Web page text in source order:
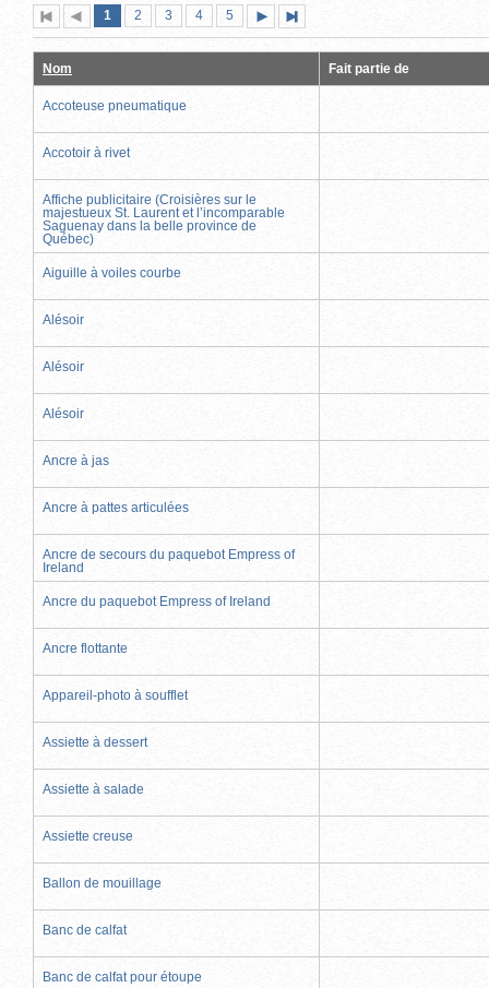
Première
page
Page
précédente
Page
1 (page
actuelle)
Page
2 Page
3 Page
4 Page
5
suivante
page
Nom Fait partie de
Accoteuse pneumatique
Accotoir à rivet
Affiche publicitaire (Croisières sur le
majestueux St. Laurent et l’incomparable
Saguenay dans la belle province de
Québec)
Aiguille à voiles courbe
Alésoir
Alésoir
Alésoir
Ancre à jas
Ancre à pattes articulées
Ancre de secours du paquebot Empress of
Ireland
Ancre du paquebot Empress of Ireland
Ancre flottante
Appareil-photo à soufflet
Assiette à dessert
Assiette à salade
Assiette creuse
Ballon de mouillage
Banc de calfat
Banc de calfat pour étoupe